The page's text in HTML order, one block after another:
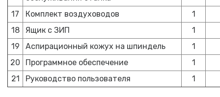
17
Комплект воздуховодов
1
18
Ящик с ЗИП
1
19
Аспирационный кожух на шпиндель
1
20
Программное обеспечение
1
21
Руководство пользователя 1